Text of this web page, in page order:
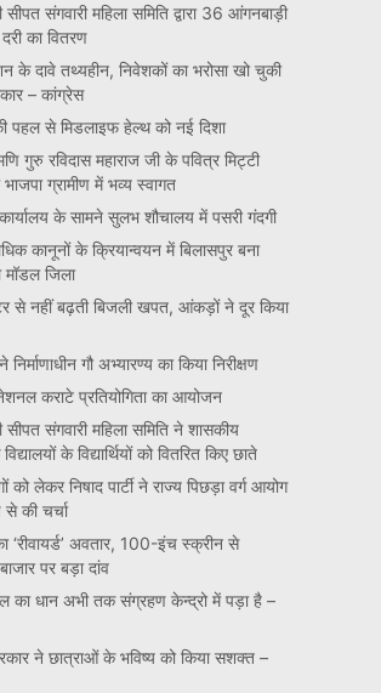
सीपत संगवारी महिला समिति द्वारा 36 आंगनबाड़ी
का वितरण
के दावे तथ्यहीन, निवेशकों का भरोसा खो चुकी
– कांग्रेस
पहल से मिडलाइफ हेल्थ को नई दिशा
गुरु रविदास महाराज जी के पवित्र मिट्टी
ग्रामीण में भव्य स्वागत
के सामने सुलभ शौचालय में पसरी गंदगी
कानूनों के क्रियान्वयन में बिलासपुर बना
जिला
से नहीं बढ़ती बिजली खपत, आंकड़ों ने दूर किया
गौ अभ्यारण्य का किया निरीक्षण
कराटे प्रतियोगिता का आयोजन
सीपत संगवारी महिला समिति ने शासकीय
के विद्यार्थियों को वितरित किए छाते
को लेकर निषाद पार्टी ने राज्य पिछड़ा वर्ग आयोग
की चर्चा
‘रीवायर्ड’ अवतार, 100-इंच स्क्रीन से
पर बड़ा दांव
का धान अभी तक संग्रहण केन्द्रो में पड़ा है –
ने छात्राओं के भविष्य को किया सशक्त –